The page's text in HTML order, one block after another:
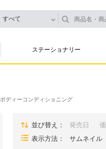
すべて
ステーショナリー
ボディーコンディショニング
並び替え 発売日
表示方法
サムネイル